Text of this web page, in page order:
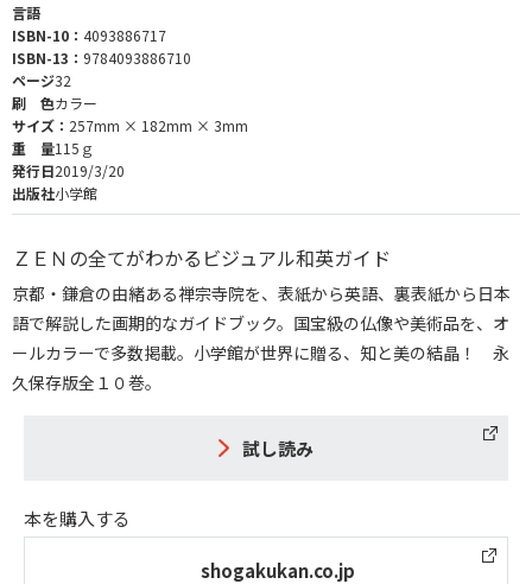
言語
ISBN-10： 4093886717
ISBN-13： 9784093886710
ページ32
刷 色カラー
サイズ： 257mm × 182mm × 3mm
重 量115ｇ
発行日2019/3/20
出版社小学館
ＺＥＮの全てがわかるビジュアル和英ガイド
京都・鎌倉の由緒ある禅宗寺院を、表紙から英語、裏表紙から日本
語で解説した画期的なガイドブック。国宝級の仏像や美術品を、オ
ールカラーで多数掲載。小学館が世界に贈る、知と美の結晶！ 永
久保存版全１０巻。
試し読み
本を購入する
shogakukan.co.jp